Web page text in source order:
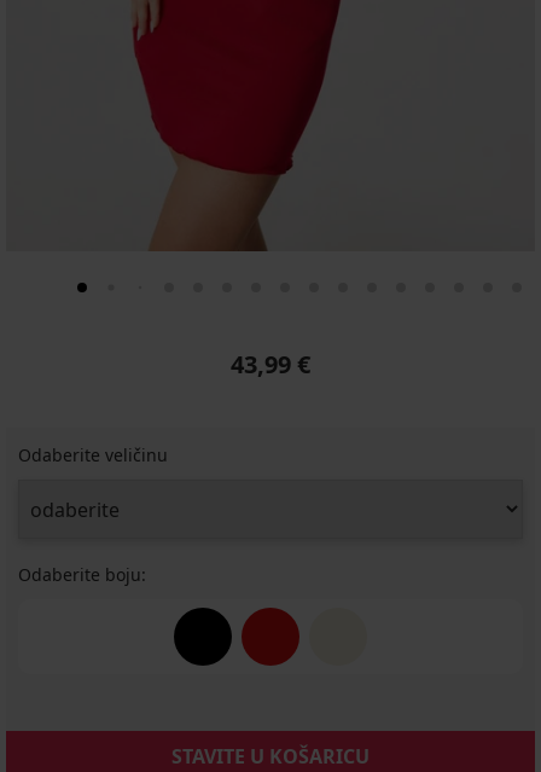
43,99 €
Odaberite veličinu
Odaberite boju:
STAVITE U KOŠARICU